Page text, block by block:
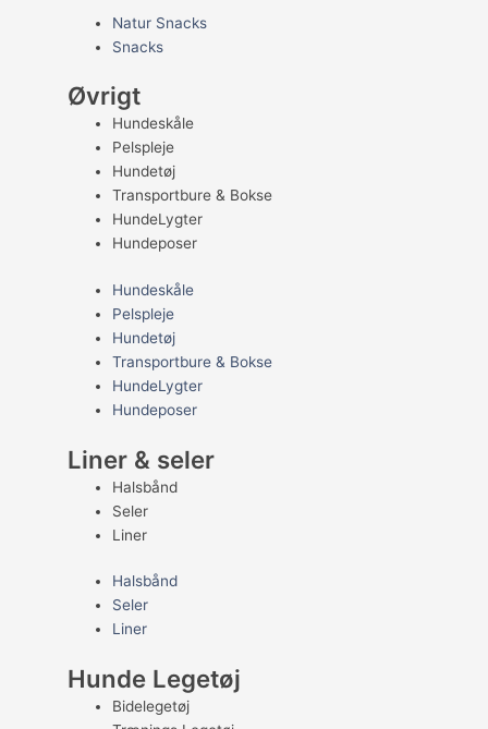
Natur Snacks
Snacks
Øvrigt
Hundeskåle
Pelspleje
Hundetøj
Transportbure & Bokse
HundeLygter
Hundeposer
Hundeskåle
Pelspleje
Hundetøj
Transportbure & Bokse
HundeLygter
Hundeposer
Liner & seler
Halsbånd
Seler
Liner
Halsbånd
Seler
Liner
Hunde Legetøj
Bidelegetøj